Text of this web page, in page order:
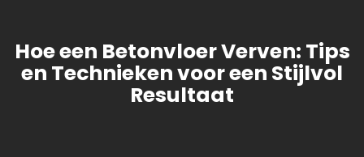
Hoe een Betonvloer Verven: Tips
en Technieken voor een Stijlvol
Resultaat